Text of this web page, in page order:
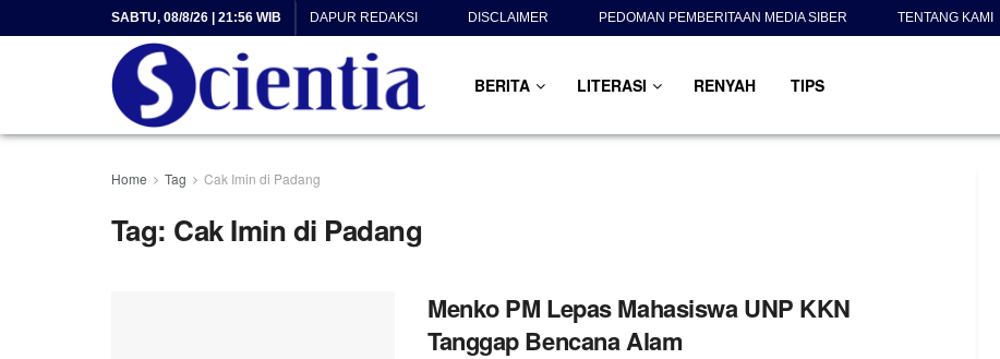
SABTU, 08/8/26 | 21:56 WIB DAPUR REDAKSI DISCLAIMER PEDOMAN PEMBERITAAN MEDIA SIBER TENTANG KAMI
BERITA LITERASI RENYAH TIPS
Home Tag Cak Imin di Padang
Tag: Cak Imin di Padang
Menko PM Lepas Mahasiswa UNP KKN
Tanggap Bencana Alam